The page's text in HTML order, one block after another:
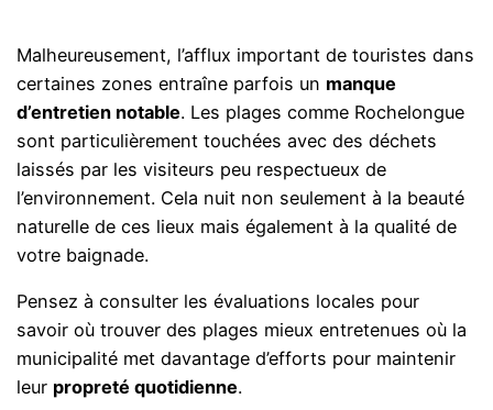
Malheureusement, l’afflux important de touristes dans
certaines zones entraîne parfois un manque
d’entretien notable. Les plages comme Rochelongue
sont particulièrement touchées avec des déchets
laissés par les visiteurs peu respectueux de
l’environnement. Cela nuit non seulement à la beauté
naturelle de ces lieux mais également à la qualité de
votre baignade.
Pensez à consulter les évaluations locales pour
savoir où trouver des plages mieux entretenues où la
municipalité met davantage d’efforts pour maintenir
leur propreté quotidienne.